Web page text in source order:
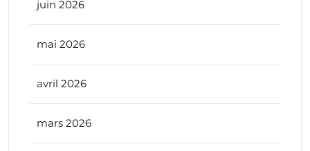
juin 2026
mai 2026
avril 2026
mars 2026